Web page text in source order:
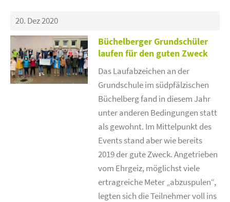
20. Dez 2020
Büchelberger Grundschüler
laufen für den guten Zweck
Das Laufabzeichen an der
Grundschule im südpfälzischen
Büchelberg fand in diesem Jahr
unter anderen Bedingungen statt
als gewohnt. Im Mittelpunkt des
Events stand aber wie bereits
2019 der gute Zweck. Angetrieben
vom Ehrgeiz, möglichst viele
ertragreiche Meter „abzuspulen“,
legten sich die Teilnehmer voll ins